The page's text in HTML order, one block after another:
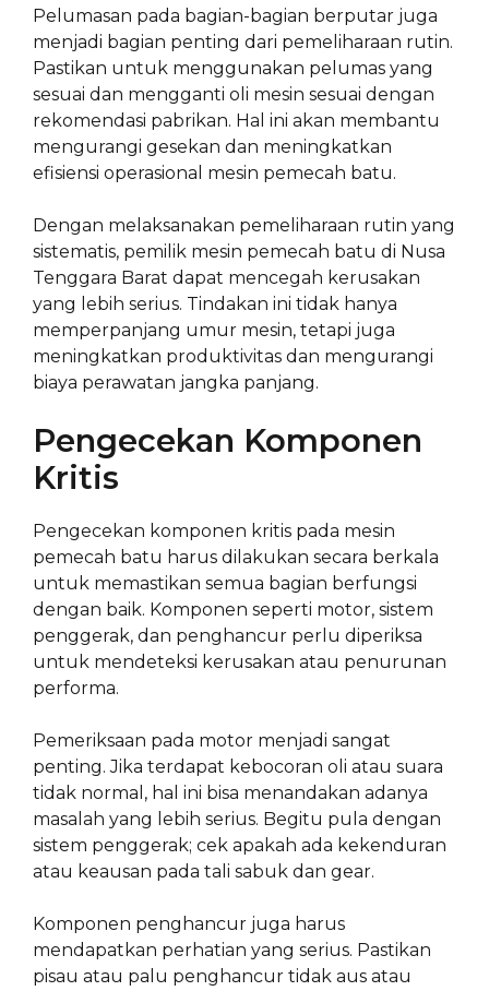
Pelumasan pada bagian-bagian berputar juga
menjadi bagian penting dari pemeliharaan rutin.
Pastikan untuk menggunakan pelumas yang
sesuai dan mengganti oli mesin sesuai dengan
rekomendasi pabrikan. Hal ini akan membantu
mengurangi gesekan dan meningkatkan
efisiensi operasional mesin pemecah batu.
Dengan melaksanakan pemeliharaan rutin yang
sistematis, pemilik mesin pemecah batu di Nusa
Tenggara Barat dapat mencegah kerusakan
yang lebih serius. Tindakan ini tidak hanya
memperpanjang umur mesin, tetapi juga
meningkatkan produktivitas dan mengurangi
biaya perawatan jangka panjang.
Pengecekan Komponen
Kritis
Pengecekan komponen kritis pada mesin
pemecah batu harus dilakukan secara berkala
untuk memastikan semua bagian berfungsi
dengan baik. Komponen seperti motor, sistem
penggerak, dan penghancur perlu diperiksa
untuk mendeteksi kerusakan atau penurunan
performa.
Pemeriksaan pada motor menjadi sangat
penting. Jika terdapat kebocoran oli atau suara
tidak normal, hal ini bisa menandakan adanya
masalah yang lebih serius. Begitu pula dengan
sistem penggerak; cek apakah ada kekenduran
atau keausan pada tali sabuk dan gear.
Komponen penghancur juga harus
mendapatkan perhatian yang serius. Pastikan
pisau atau palu penghancur tidak aus atau